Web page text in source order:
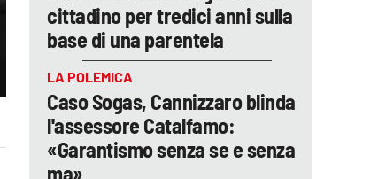
cittadino per tredici anni sulla
base di una parentela
LA POLEMICA
Caso Sogas, Cannizzaro blinda
l'assessore Catalfamo:
«Garantismo senza se e senza
ma»